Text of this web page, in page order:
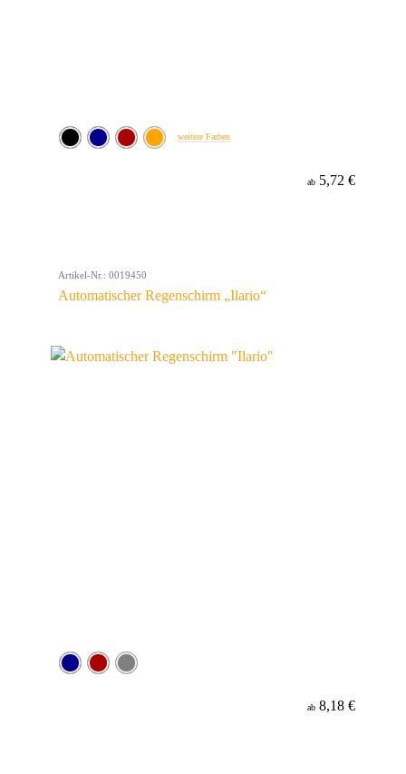
weitere Farben
ab 5,72 €
Artikel-Nr.: 0019450
Automatischer Regenschirm „Ilario“
ab 8,18 €